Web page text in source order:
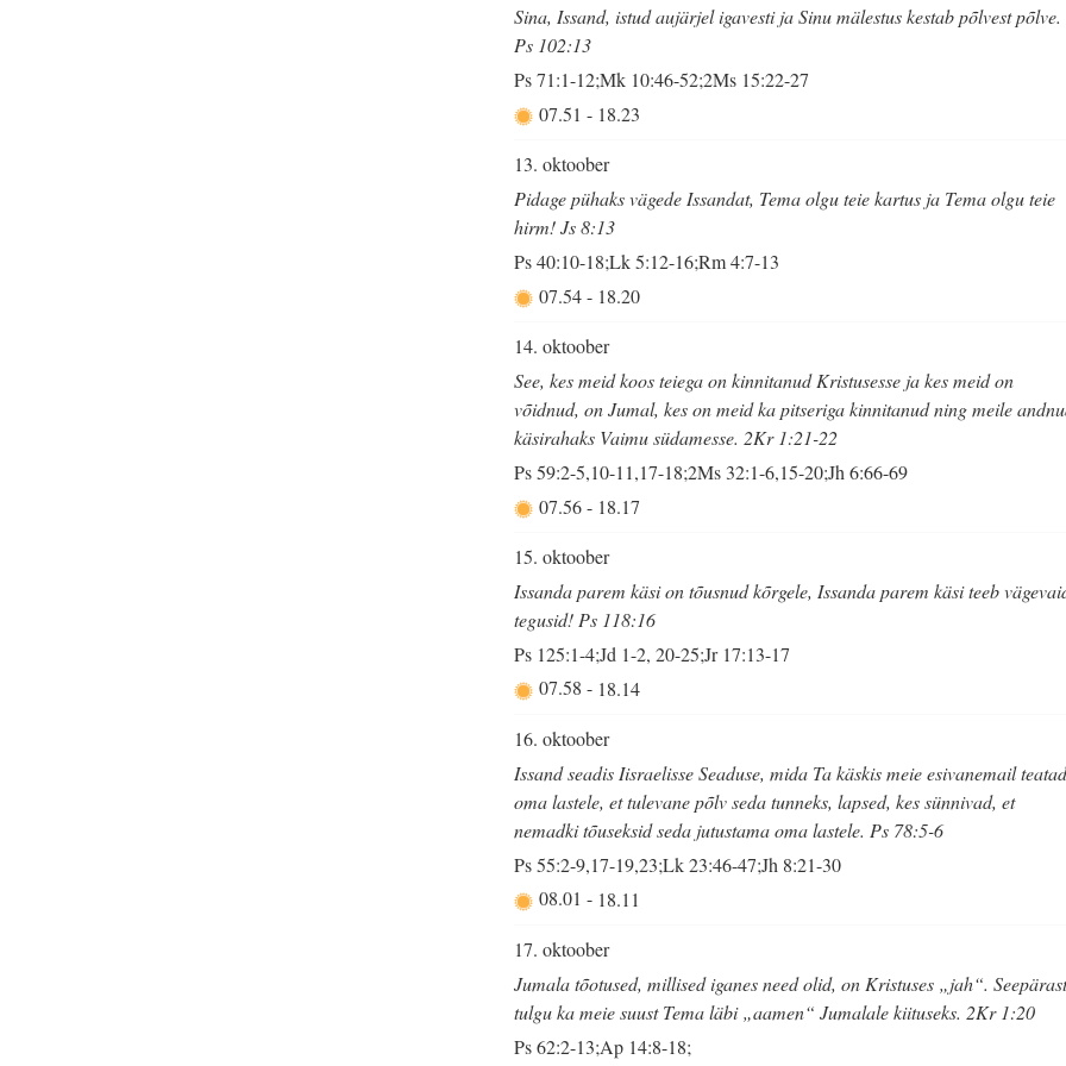
Sina, Issand, istud aujärjel igavesti ja Sinu mälestus kestab põlvest põlve.
Ps 102:13
Ps 71:1-12;Mk 10:46-52;2Ms 15:22-27
07.51 - 18.23
13. oktoober
Pidage pühaks vägede Issandat, Tema olgu teie kartus ja Tema olgu teie
hirm! Js 8:13
Ps 40:10-18;Lk 5:12-16;Rm 4:7-13
07.54- 18.20
14. oktoober
See, kes meid koos teiega on kinnitanud Kristusesse ja kes meid on
võidnud, on Jumal, kes on meid ka pitseriga kinnitanud ning meile
käsirahaks Vaimu südamesse. 2Kr 1:21-22
Ps 59:2-5,10-11,17-18;2Ms 32:1-6,15-20;Jh 6:66-69
07.56- 18.17
15. oktoober
Issanda parem käsi on tõusnud kõrgele, Issanda parem käsi teeb
tegusid! Ps 118:16
Ps 125:1-4;Jd 1-2, 20-25;Jr 17:13-17
07.58 - 18.14
16. oktoober
Issand seadis Iisraelisse Seaduse, mida Ta käskis meie esivanemail
oma lastele, et tulevane põlv seda tunneks, lapsed, kes sünnivad, et
nemadki tõuseksid seda jutustama oma lastele. Ps 78:5-6
Ps 55:2-9,17-19,23;Lk 23:46-47;Jh 8:21-30
08.01 - 18.11
17. oktoober
Jumala tõotused, millised iganes need olid, on Kristuses „jah“.
tulgu ka meie suust Tema läbi „aamen“ Jumalale kiituseks. 2Kr 1:20
Ps 62:2-13;Ap 14:8-18;